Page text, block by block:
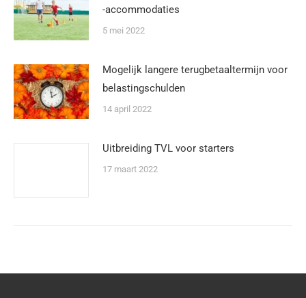
-accommodaties
5 mei 2022
Mogelijk langere terugbetaaltermijn voor
belastingschulden
14 april 2022
Uitbreiding TVL voor starters
17 maart 2022